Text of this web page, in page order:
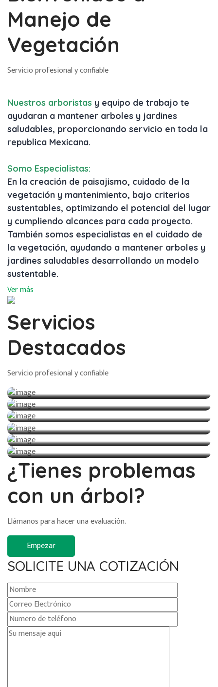
Manejo de
Vegetación
Servicio profesional y confiable
Nuestros arboristas y equipo de trabajo te
ayudaran a mantener arboles y jardines
saludables, proporcionando servicio en toda la
republica Mexicana.
Somo Especialistas:
En la creación de paisajismo, cuidado de la
vegetación y mantenimiento, bajo criterios
sustentables, optimizando el potencial del lugar
y cumpliendo alcances para cada proyecto.
También somos especialistas en el cuidado de
la vegetación, ayudando a mantener arboles y
jardines saludables desarrollando un modelo
sustentable.
Ver más
Servicios
Destacados
Servicio profesional y confiable
DISEÑO Y CONSTRUCCIÓN
MANTENIMIENTO DE AREAS VERDES
VENTA DE MATERIALES
RENTA Y VENTA DE EQUIPOS
MANEJO DE RESIDUOS FORESTALES
MANEJO Y CUIDADO DE ARBOLADO
¿Tienes problemas
con un árbol?
Llámanos para hacer una evaluación.
Empezar
SOLICITE UNA COTIZACIÓN